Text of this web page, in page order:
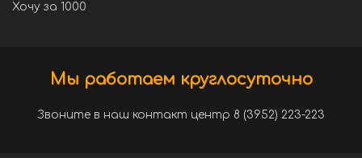
Хочу за 1000
Мы работаем круглосуточно
Звоните в наш контакт центр 8 (3952) 223-223